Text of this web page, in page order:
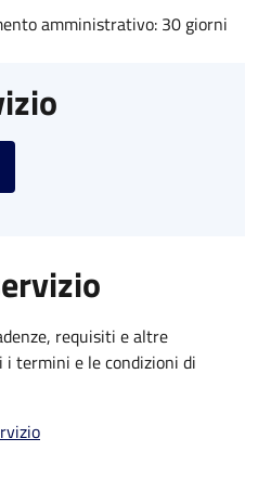
amministrativo: 30 giorni
requisiti e altre
termini e le condizioni di